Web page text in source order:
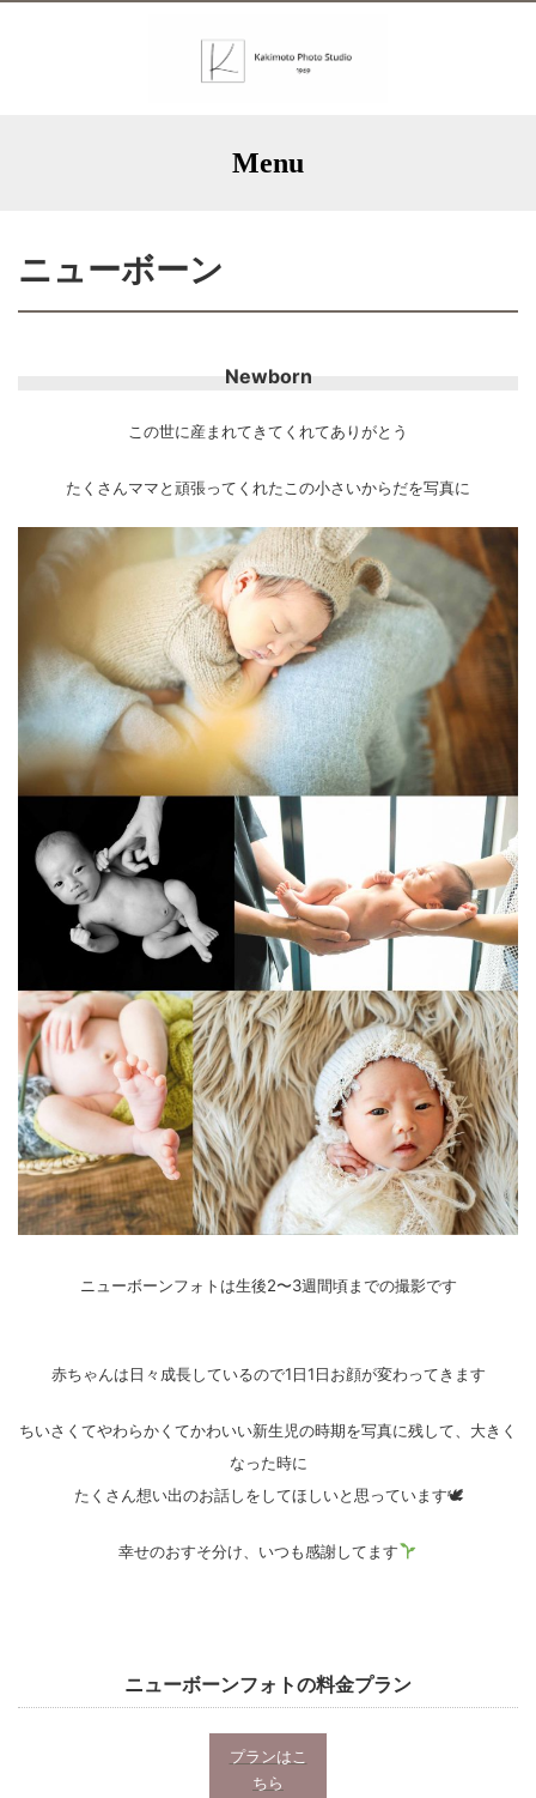
Menu
ニューボーン
Newborn
この世に産まれてきてくれてありがとう
たくさんママと頑張ってくれたこの小さいからだを写真に
ニューボーンフォトは生後2〜3週間頃までの撮影です
赤ちゃんは日々成長しているので1日1日お顔が変わってきます
ちいさくてやわらかくてかわいい新生児の時期を写真に残して、 大きく
なった時に
たくさん想い出のお話しをしてほしいと思っています🕊
幸せのおすそ分け、いつも感謝してます
ニューボーンフォトの料金プラン
プランはこ
ちら